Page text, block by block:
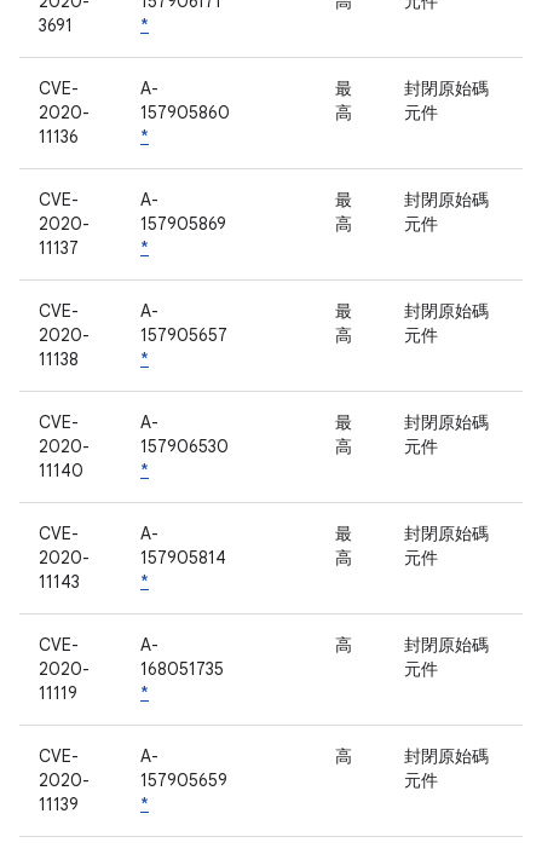
3691
*
CVE-
2020-
11136
A-
157905860
*
最
高
封閉原始碼
元件
CVE-
2020-
11137
A-
157905869
*
最
高
封閉原始碼
元件
CVE-
2020-
11138
A-
157905657
*
最
高
封閉原始碼
元件
CVE-
2020-
11140
A-
157906530
*
最
高
封閉原始碼
元件
CVE-
2020-
11143
A-
157905814
*
最
高
封閉原始碼
元件
CVE-
2020-
11119
A-
168051735
*
高
封閉原始碼
元件
CVE-
2020-
11139
A-
157905659
*
高
封閉原始碼
元件